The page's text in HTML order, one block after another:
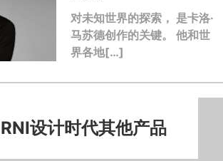
对未知世界的探索， 是卡洛·
马苏德创作的关键。 他和世
界各地[…]
设计时代其他产品